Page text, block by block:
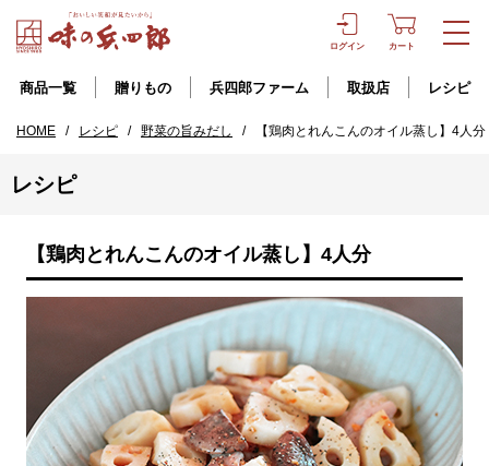
ログイン カート
商品一覧 贈りもの 兵四郎ファーム 取扱店 レシピ
HOME / レシピ / 野菜の旨みだし / 【鶏肉とれんこんのオイル蒸し】4人分
レシピ
【鶏肉とれんこんのオイル蒸し】4人分